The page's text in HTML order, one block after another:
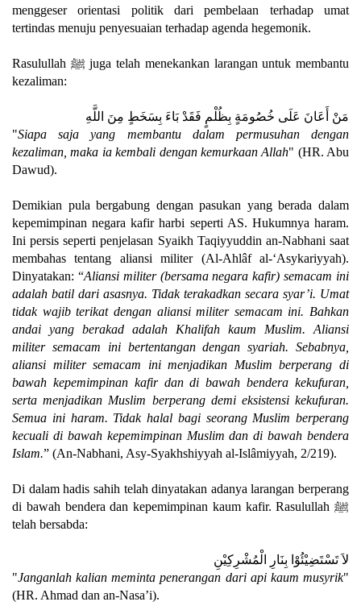
menggeser orientasi politik dari pembelaan terhadap umat
tertindas menuju penyesuaian terhadap agenda hegemonik.
Rasulullah ﷺ juga telah menekankan larangan untuk membantu
kezaliman:
مَنْ أَعَانَ عَلَى خُصُومَةٍ بِظُلْمٍ فَقَدْ بَاءَ بِسَخَطٍ مِنَ اللَّهِ
"Siapa saja yang membantu dalam permusuhan dengan
kezaliman, maka ia kembali dengan kemurkaan Allah" (HR. Abu
Dawud).
Demikian pula bergabung dengan pasukan yang berada dalam
kepemimpinan negara kafir harbi seperti AS. Hukumnya haram.
Ini persis seperti penjelasan Syaikh Taqiyyuddin an-Nabhani saat
membahas tentang aliansi militer (Al-Ahlâf al-‘Asykariyyah).
Dinyatakan: “Aliansi militer (bersama negara kafir) semacam ini
adalah batil dari asasnya. Tidak terakadkan secara syar’i. Umat
tidak wajib terikat dengan aliansi militer semacam ini. Bahkan
andai yang berakad adalah Khalifah kaum Muslim. Aliansi
militer semacam ini bertentangan dengan syariah. Sebabnya,
aliansi militer semacam ini menjadikan Muslim berperang di
bawah kepemimpinan kafir dan di bawah bendera kekufuran,
serta menjadikan Muslim berperang demi eksistensi kekufuran.
Semua ini haram. Tidak halal bagi seorang Muslim berperang
kecuali di bawah kepemimpinan Muslim dan di bawah bendera
Islam.” (An-Nabhani, Asy-Syakhshiyyah al-Islâmiyyah, 2/219).
Di dalam hadis sahih telah dinyatakan adanya larangan berperang
di bawah bendera dan kepemimpinan kaum kafir. Rasulullah ﷺ
telah bersabda:
لاَ تَسْتَضِيْئُوْا بِنَارِ الْمُشْرِكِيْنِ
"Janganlah kalian meminta penerangan dari api kaum musyrik"
(HR. Ahmad dan an-Nasa’i).